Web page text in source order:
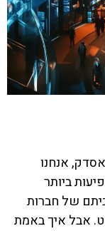
אנחנו
ביותר
של חברות
אבל איך באמת